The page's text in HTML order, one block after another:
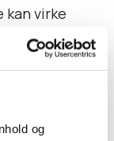
og
kan virke
to, vil